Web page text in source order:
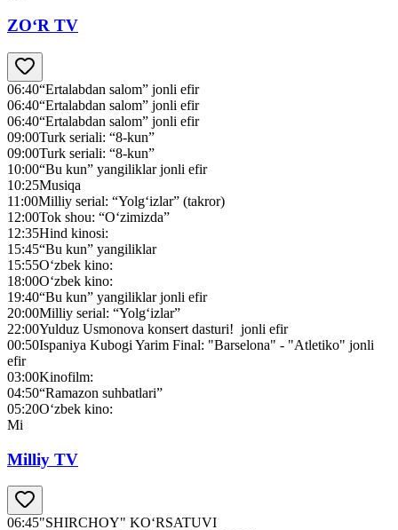
ZO‘R TV
06:40“Ertalabdan salom” jonli efir
06:40“Ertalabdan salom” jonli efir
06:40“Ertalabdan salom” jonli efir
09:00Turk seriali: “8-kun”
09:00Turk seriali: “8-kun”
10:00“Bu kun” yangiliklar jonli efir
10:25Musiqa
11:00Milliy serial: “Yolg‘izlar” (takror)
12:00Tok shou: “O‘zimizda”
12:35Hind kinosi:
15:45“Bu kun” yangiliklar
15:55O‘zbek kino:
18:00O‘zbek kino:
19:40“Bu kun” yangiliklar jonli efir
20:00Milliy serial: “Yolg‘izlar”
22:00Yulduz Usmonova konsert dasturi! jonli efir
00:50Ispaniya Kubogi Yarim Final: "Barselona" - "Atletiko" jonli
efir
03:00Kinofilm:
04:50“Ramazon suhbatlari”
05:20O‘zbek kino:
Mi
Milliy TV
06:45"SHIRCHOY" KO‘RSATUVI